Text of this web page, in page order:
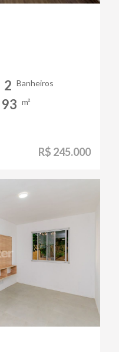
2 Banheiros
93 m²
R$ 245.000